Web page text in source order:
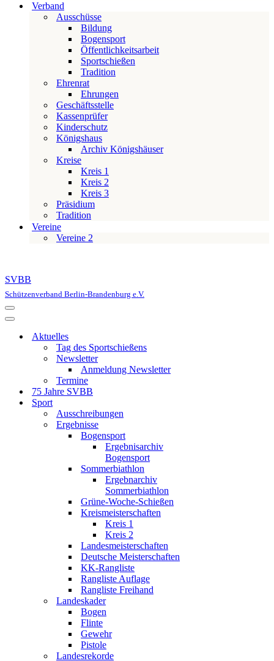
Verband
Ausschüsse
Bildung
Bogensport
Öffentlichkeitsarbeit
Sportschießen
Tradition
Ehrenrat
Ehrungen
Geschäftsstelle
Kassenprüfer
Kinderschutz
Königshaus
Archiv Königshäuser
Kreise
Kreis 1
Kreis 2
Kreis 3
Präsidium
Tradition
Vereine
Vereine 2
SVBB
Schützenverband Berlin-Brandenburg e.V.
Navigationsmenü
Navigationsmenü
Aktuelles
Tag des Sportschießens
Newsletter
Anmeldung Newsletter
Termine
75 Jahre SVBB
Sport
Ausschreibungen
Ergebnisse
Bogensport
Ergebnisarchiv
Bogensport
Sommerbiathlon
Ergebnarchiv
Sommerbiathlon
Grüne-Woche-Schießen
Kreismeisterschaften
Kreis 1
Kreis 2
Landesmeisterschaften
Deutsche Meisterschaften
KK-Rangliste
Rangliste Auflage
Rangliste Freihand
Landeskader
Bogen
Flinte
Gewehr
Pistole
Landesrekorde